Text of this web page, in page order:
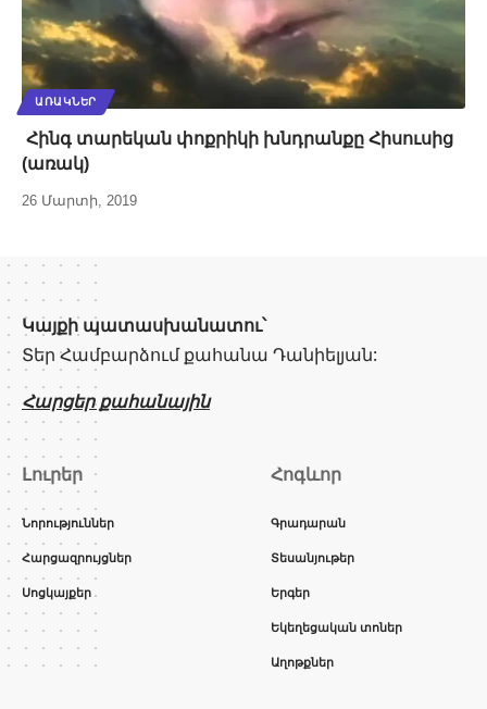
ԱՌԱԿՆԵՐ
Հինգ տարեկան փոքրիկի խնդրանքը Հիսուսից
(առակ)
26 Մարտի, 2019
Կայքի պատասխանատու՝
Տեր Համբարձում քահանա Դանիելյան:
Հարցեր քահանային
Լուրեր
Նորություններ
Հարցազրույցներ
Սոցկայքեր
Հոգևոր
Գրադարան
Տեսանյութեր
Երգեր
Եկեղեցական տոներ
Աղոթքներ